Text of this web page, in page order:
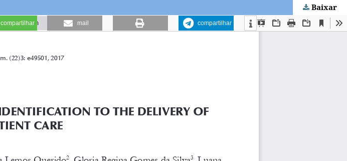
Baixar
compartilhar mail compartilhar